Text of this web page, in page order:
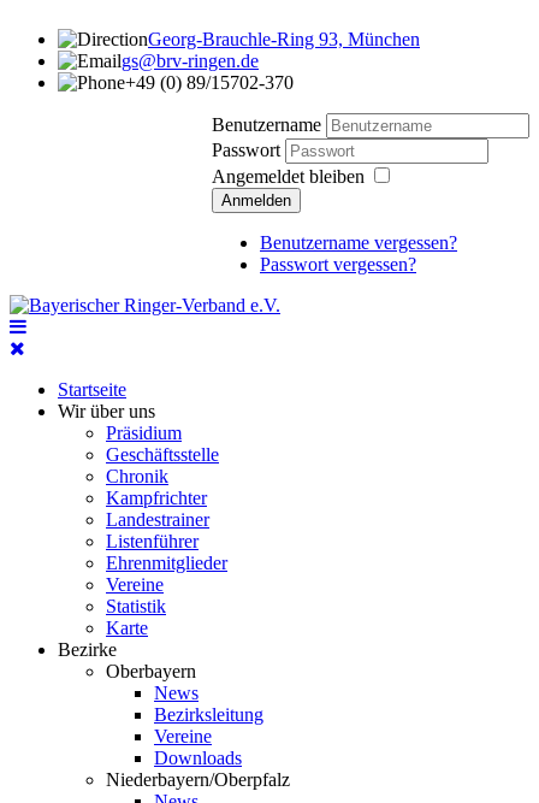
Georg-Brauchle-Ring 93, München
gs@brv-ringen.de
+49 (0) 89/15702-370
Benutzername
Passwort
Angemeldet bleiben
Anmelden
Benutzername vergessen?
Passwort vergessen?
Startseite
Wir über uns
Präsidium
Geschäftsstelle
Chronik
Kampfrichter
Landestrainer
Listenführer
Ehrenmitglieder
Vereine
Statistik
Karte
Bezirke
Oberbayern
News
Bezirksleitung
Vereine
Downloads
Niederbayern/Oberpfalz